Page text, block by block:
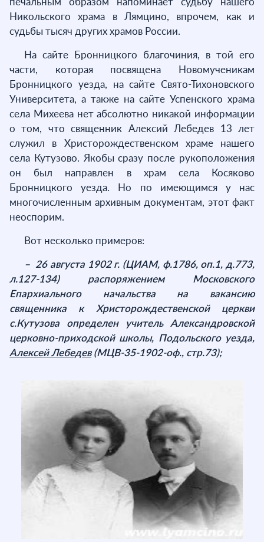
Никольского храма в Лямцино, впрочем, как и
судьбы тысяч других храмов России.
На сайте Бронницкого благочиния, в той его
части, которая посвящена Новомученикам
Бронницкого уезда, на сайте Свято-Тихоновского
Университета, а также на сайте Успенского храма
села Михеева нет абсолютно никакой информации
о том, что священник Алексий Лебедев 13 лет
служил в Христорождественском храме нашего
села Кутузово. Якобы сразу после рукоположения
он был направлен в храм села Косяково
Бронницкого уезда. Но по имеющимся у нас
многочисленным архивным документам, этот факт
неоспорим.
Вот несколько примеров:
– 26 августа 1902 г. (ЦИАМ, ф.1786, оп.1, д.773,
л.127-134) распоряжением Московского
Епархиального начальства на вакансию
священника к Христорождественской церкви
с.Кутузова определен учитель Александровской
церковно-приходской школы, Подольского уезда,
Алексей Лебедев(МЦВ-35-1902-оф., стр.73);